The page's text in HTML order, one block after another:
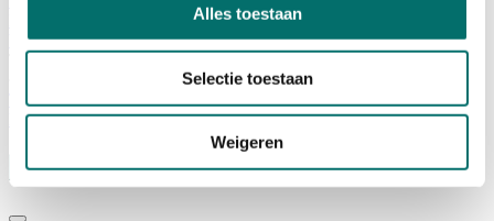
Alles toestaan
Selectie toestaan
Weigeren
Vacatures
Ticket kopen voor Horecava
TICKETS HORECAVA
NIEUWSBRIEF